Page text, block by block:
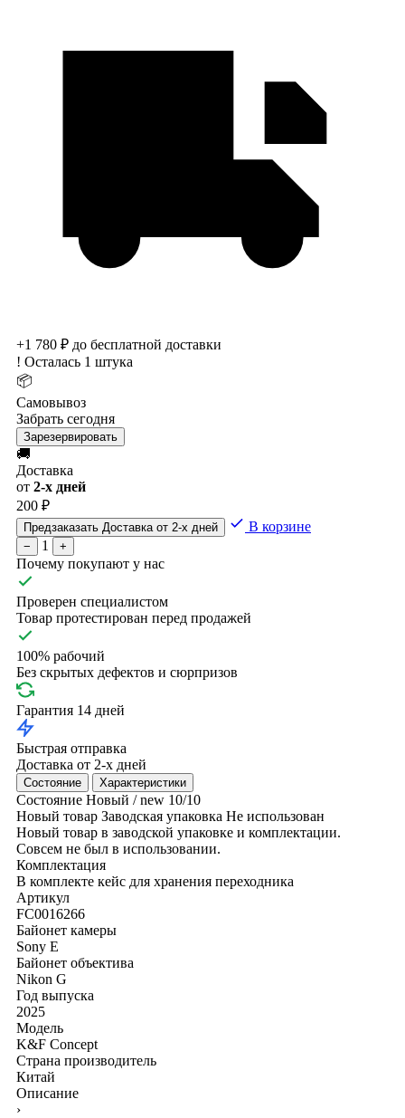
+1 780 ₽ до бесплатной доставки
! Осталась 1 штука
📦
Самовывоз
Забрать сегодня
Зарезервировать
🚚
Доставка
от 2-х дней
200 ₽
Предзаказать Доставка от 2-х дней В корзине
− 1 +
Почему покупают у нас
Проверен специалистом
Товар протестирован перед продажей
100% рабочий
Без скрытых дефектов и сюрпризов
Гарантия 14 дней
Быстрая отправка
Доставка от 2-х дней
Состояние Характеристики
Состояние Новый / new 10/10
Новый товар Заводская упаковка Не использован
Новый товар в заводской упаковке и комплектации.
Совсем не был в использовании.
Комплектация
В комплекте кейс для хранения переходника
Артикул
FC0016266
Байонет камеры
Sony E
Байонет объектива
Nikon G
Год выпуска
2025
Модель
K&F Concept
Страна производитель
Китай
Описание
›